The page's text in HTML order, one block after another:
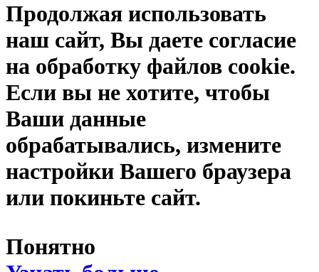
Продолжая использовать
наш сайт, Вы даете согласие
на обработку файлов cookie.
Если вы не хотите, чтобы
Ваши данные
обрабатывались, измените
настройки Вашего браузера
или покиньте сайт.
Понятно